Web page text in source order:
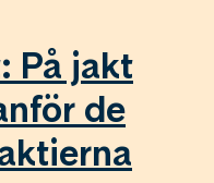
På jakt
de